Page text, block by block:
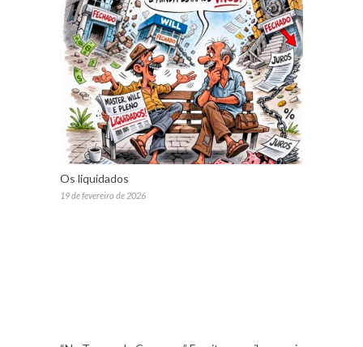
Os liquidados
19 de fevereiro de 2026